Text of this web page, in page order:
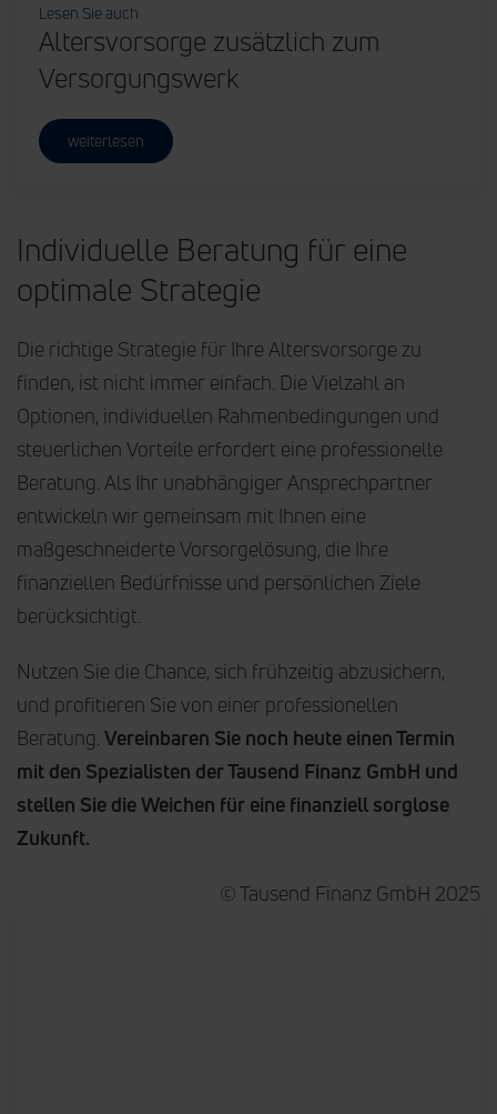
Lesen Sie auch
Altersvorsorge zusätzlich zum
Versorgungswerk
weiterlesen
Individuelle Beratung für eine
optimale Strategie
Die richtige Strategie für Ihre Altersvorsorge zu
finden, ist nicht immer einfach. Die Vielzahl an
Optionen, individuellen Rahmenbedingungen und
steuerlichen Vorteile erfordert eine professionelle
Beratung. Als Ihr unabhängiger Ansprechpartner
entwickeln wir gemeinsam mit Ihnen eine
maßgeschneiderte Vorsorgelösung, die Ihre
finanziellen Bedürfnisse und persönlichen Ziele
berücksichtigt.
Nutzen Sie die Chance, sich frühzeitig abzusichern,
und profitieren Sie von einer professionellen
Beratung. Vereinbaren Sie noch heute einen Termin
mit den Spezialisten der Tausend Finanz GmbH und
stellen Sie die Weichen für eine finanziell sorglose
Zukunft.
© Tausend Finanz GmbH 2025